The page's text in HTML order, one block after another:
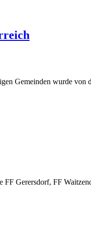
Gemeinden wurde von
Gerersdorf, FF